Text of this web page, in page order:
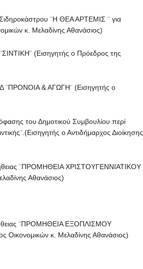
¨Η ΘΕΑ ΑΡΤΕΜΙΣ ¨ για
κ. Μελαδίνης Αθανάσιος)
(Εισηγητής ο Πρόεδρος της
& ΑΓΩΓΗ¨ (Εισηγητής ο
του Δημοτικού Συμβουλίου περί
ο Αντιδήμαρχος Διοίκησης
¨ΠΡΟΜΗΘΕΙΑ ΧΡΙΣΤΟΥΓΕΝΝΙΑΤΙΚΟΥ
Αθανάσιος)
¨ΠΡΟΜΗΘΕΙΑ ΕΞΟΠΛΙΣΜΟΥ
κ. Μελαδίνης Αθανάσιος)